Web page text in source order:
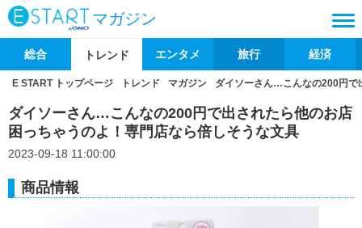
マガジン
総合 トレンド エンタメ 旅行 経済
E START トップページ トレンド マガジン ダイソーさん…こんなの200円で
ダイソーさん…こんなの200円で出されたら他のお店
困っちゃうのよ！専門店なら倍しそうな文具
2023-09-18 11:00:00
商品情報